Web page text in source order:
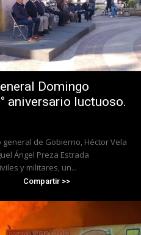
Domingo
aniversario luctuoso.
de Gobierno, Héctor Vela
Ángel Preza Estrada
y militares, un...
Compartir >>